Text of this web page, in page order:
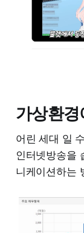
가상환
어린 세대 일
인터넷방송을
니케이션하는